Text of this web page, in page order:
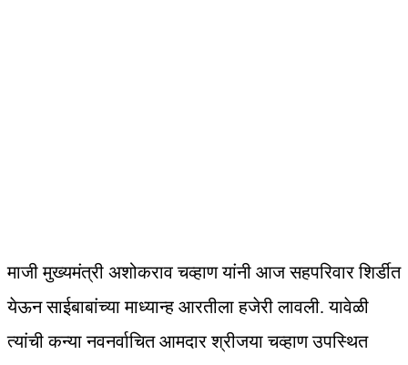
माजी मुख्यमंत्री अशोकराव चव्हाण यांनी आज सहपरिवार शिर्डीत
येऊन साईबाबांच्या माध्यान्ह आरतीला हजेरी लावली. यावेळी
त्यांची कन्या नवनर्वाचित आमदार श्रीजया चव्हाण उपस्थित